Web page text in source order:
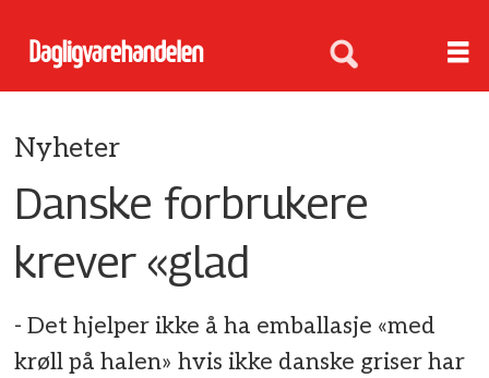
Nyheter
Danske forbrukere
krever «glad
- Det hjelper ikke å ha emballasje «med
krøll på halen» hvis ikke danske griser har